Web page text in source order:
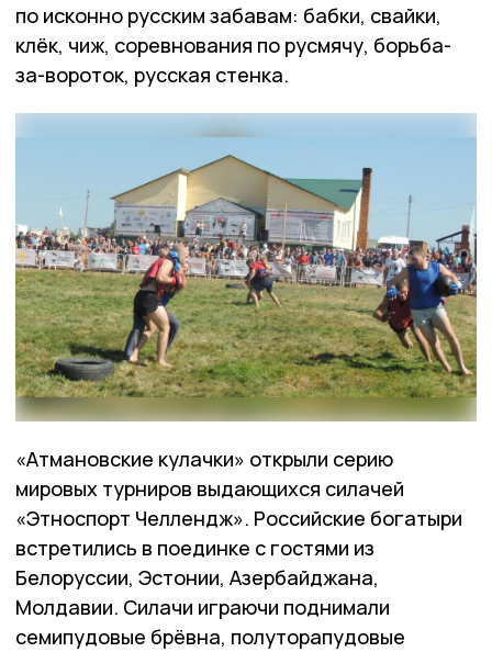
по исконно русским забавам: бабки, свайки,
клёк, чиж, соревнования по русмячу, борьба-
за-вороток, русская стенка.
«Атмановские кулачки» открыли серию
мировых турниров выдающихся силачей
«Этноспорт Челлендж». Российские богатыри
встретились в поединке с гостями из
Белоруссии, Эстонии, Азербайджана,
Молдавии. Силачи играючи поднимали
семипудовые брёвна, полуторапудовые